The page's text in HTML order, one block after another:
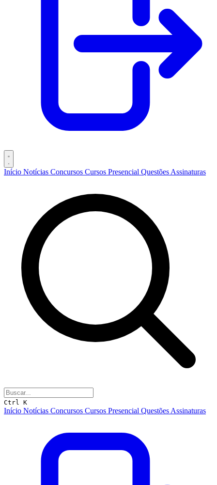
Início Notícias Concursos Cursos Presencial Questões Assinaturas
Ctrl K
Início Notícias Concursos Cursos Presencial Questões Assinaturas